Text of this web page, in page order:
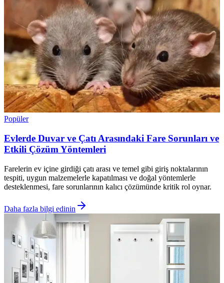
Popüler
Evlerde Duvar ve Çatı Arasındaki Fare Sorunları ve
Etkili Çözüm Yöntemleri
Farelerin ev içine girdiği çatı arası ve temel gibi giriş noktalarının
tespiti, uygun malzemelerle kapatılması ve doğal yöntemlerle
desteklenmesi, fare sorunlarının kalıcı çözümünde kritik rol oynar.
Daha fazla bilgi edinin